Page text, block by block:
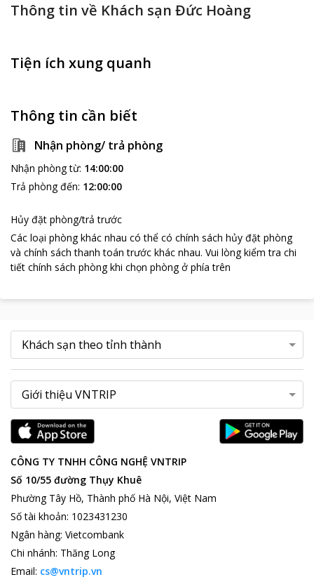
Thông tin về Khách sạn Đức Hoàng
Tiện ích xung quanh
Thông tin cần biết
Nhận phòng/ trả phòng
Nhận phòng từ: 14:00:00
Trả phòng đến: 12:00:00
Hủy đặt phòng/trả trước
Các loại phòng khác nhau có thể có chính sách hủy đặt phòng
và chính sách thanh toán trước khác nhau. Vui lòng kiểm tra chi
tiết chính sách phòng khi chọn phòng ở phía trên
CÔNG TY TNHH CÔNG NGHỆ VNTRIP
Số 10/55 đường Thụy Khuê
Phường Tây Hồ, Thành phố Hà Nội, Việt Nam
Số tài khoản: 1023431230
Ngân hàng: Vietcombank
Chi nhánh: Thăng Long
Email: cs@vntrip.vn